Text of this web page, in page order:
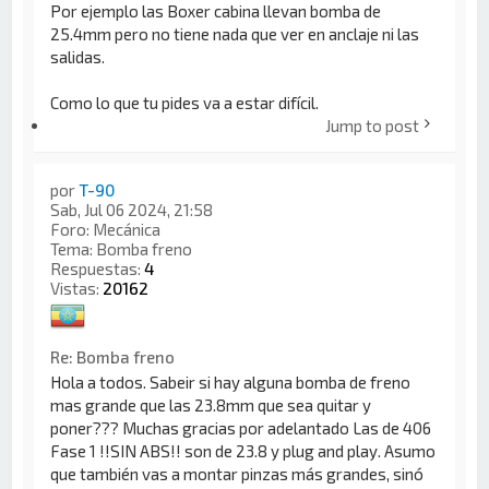
Por ejemplo las Boxer cabina llevan bomba de
25.4mm pero no tiene nada que ver en anclaje ni las
salidas.
Como lo que tu pides va a estar difícil.
Jump to post
porT-90
Sab, Jul 06 2024, 21:58
Foro: Mecánica
Tema: Bomba freno
Respuestas:4
Vistas: 20162
Re: Bomba freno
Hola a todos. Sabeir si hay alguna bomba de freno
mas grande que las 23.8mm que sea quitar y
poner??? Muchas gracias por adelantado Las de 406
Fase 1 !!SIN ABS!! son de 23.8 y plug and play. Asumo
que también vas a montar pinzas más grandes, sinó